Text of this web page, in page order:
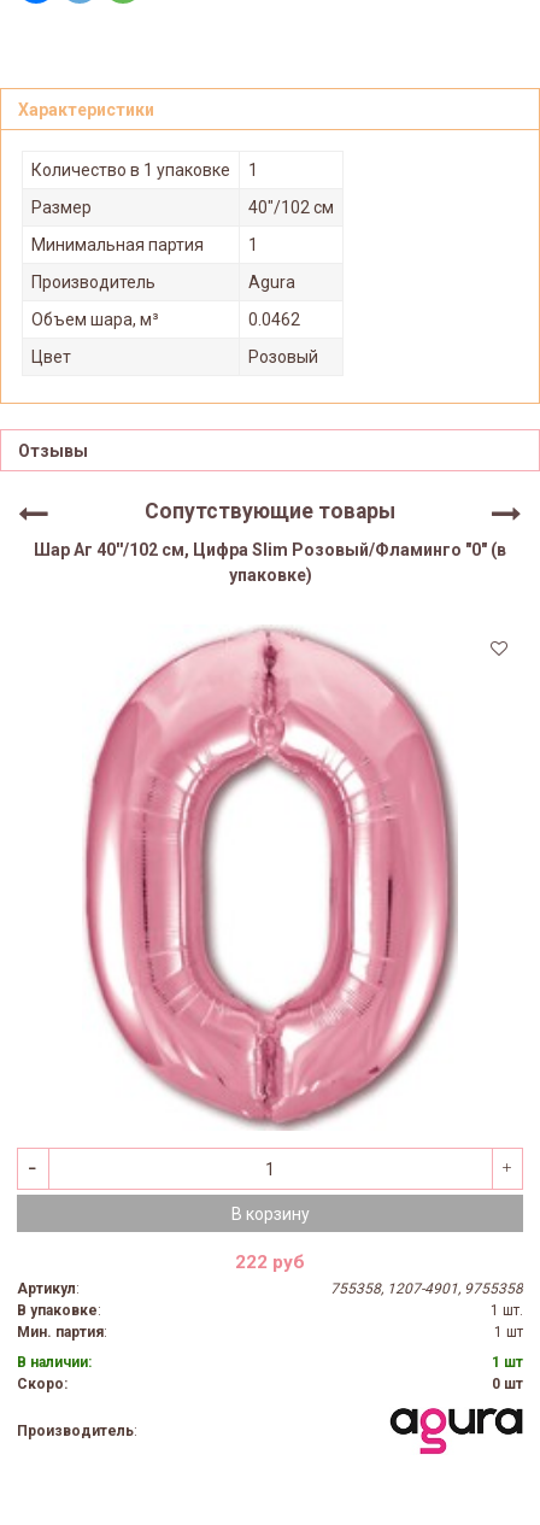
Характеристики
Количество в 1 упаковке
1
Размер
40"/102 см
Минимальная партия
1
Производитель
Agura
Объем шара, м³
0.0462
Цвет
Розовый
Отзывы
Сопутствующие товары
Шар Аг 40''/102 см, Цифра Slim Розовый/Фламинго "0" (в
упаковке)
В корзину
222 руб
Артикул:
755358, 1207-4901, 9755358
В упаковке:
1 шт.
Мин. партия:
1 шт
В наличии:
1 шт
Скоро:
0 шт
Производитель: